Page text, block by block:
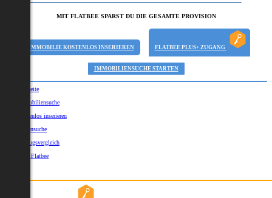
MIT FLATBEE SPARST DU DIE GESAMTE PROVISION
IMMOBILIE KOSTENLOS INSERIEREN FLATBEE PLUS+ ZUGANG
IMMOBILIENSUCHE STARTEN
Startseite
Immobiliensuche
Kostenlos inserieren
Kartensuche
Umzugsvergleich
Über Flatbee